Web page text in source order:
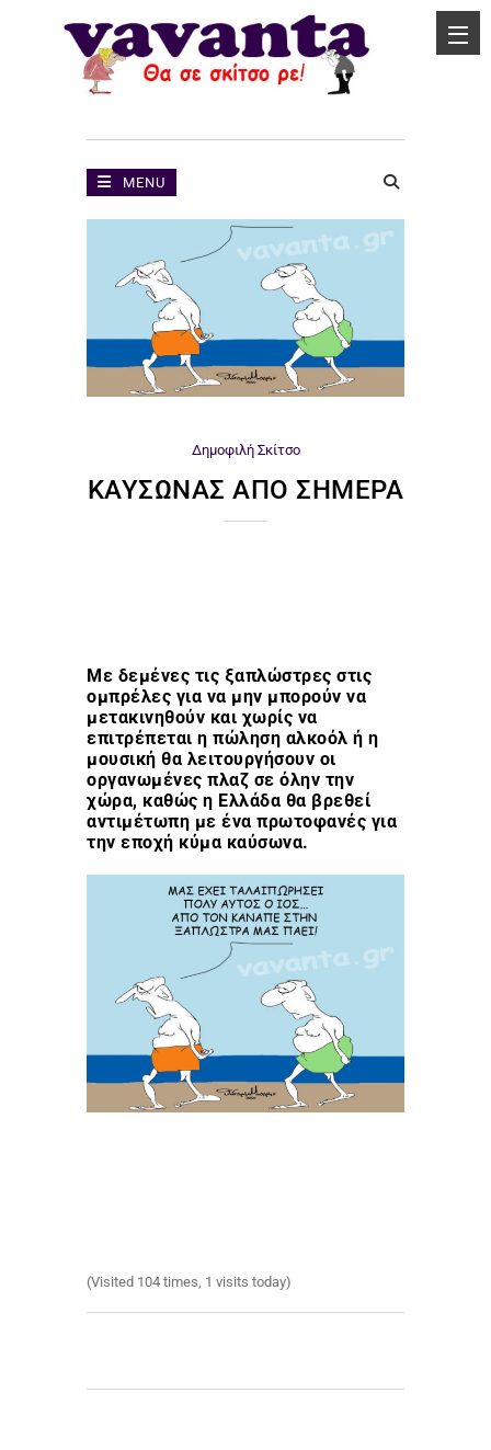
MENU
Δημοφιλή Σκίτσο
ΚΑΎΣΩΝΑΣ ΑΠΌ ΣΉΜΕΡΑ
Με δεμένες τις ξαπλώστρες στις
ομπρέλες για να μην μπορούν να
μετακινηθούν και χωρίς να
επιτρέπεται η πώληση αλκοόλ ή η
μουσική θα λειτουργήσουν οι
οργανωμένες πλαζ σε όλην την
χώρα, καθώς η Ελλάδα θα βρεθεί
αντιμέτωπη με ένα πρωτοφανές για
την εποχή κύμα καύσωνα.
(Visited 104 times, 1 visits today)